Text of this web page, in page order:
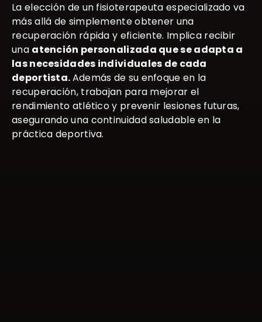
La elección de un fisioterapeuta especializado va
más allá de simplemente obtener una
recuperación rápida y eficiente. Implica recibir
una atención personalizada que se adapta a
las necesidades individuales de cada
deportista.Además de su enfoque en la
recuperación, trabajan para mejorar el
rendimiento atlético y prevenir lesiones futuras,
asegurando una continuidad saludable en la
práctica deportiva.